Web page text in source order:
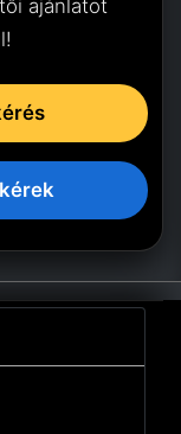
ajánlatot